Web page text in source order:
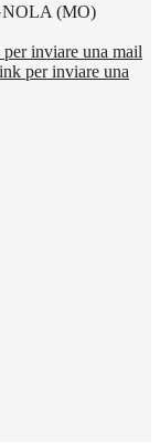
(MO)
inviare una mail
per inviare una